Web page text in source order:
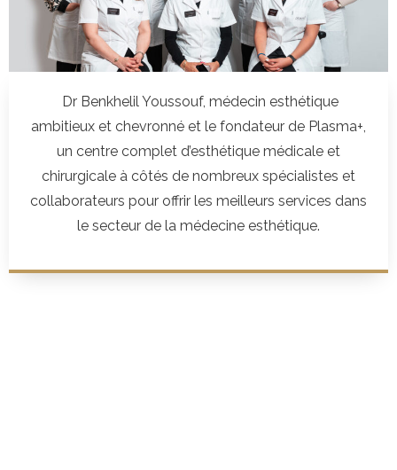
Dr Benkhelil Youssouf, médecin esthétique
ambitieux et chevronné et le fondateur de Plasma+,
un centre complet d’esthétique médicale et
chirurgicale à côtés de nombreux spécialistes et
collaborateurs pour offrir les meilleurs services dans
le secteur de la médecine esthétique.